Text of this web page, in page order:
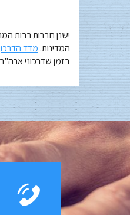
ישנן חברות רבות
המדינות. מדד
בזמן שדרכוני